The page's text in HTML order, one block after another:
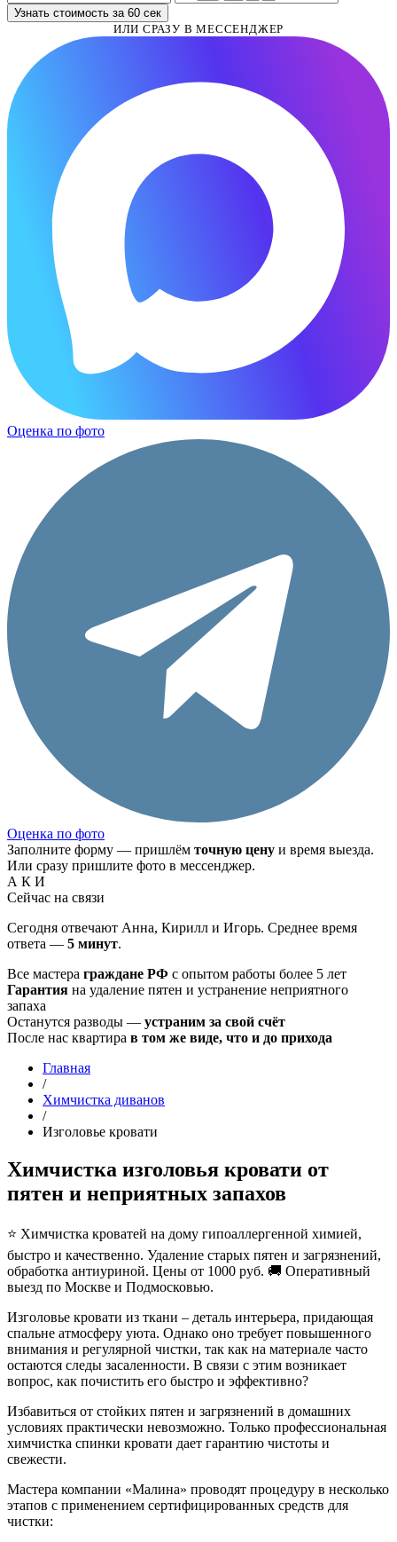
Узнать стоимость за 60 сек
ИЛИ СРАЗУ В МЕССЕНДЖЕР
Оценка по фото
Оценка по фото
Заполните форму — пришлём точную цену и время выезда.
Или сразу пришлите фото в мессенджер.
А К И
Сейчас на связи
Сегодня отвечают Анна, Кирилл и Игорь. Среднее время
ответа — 5 минут.
Все мастера граждане РФ с опытом работы более 5 лет
Гарантия на удаление пятен и устранение неприятного
запаха
Останутся разводы — устраним за свой счёт
После нас квартира в том же виде, что и до прихода
Главная
/
Химчистка диванов
/
Изголовье кровати
Химчистка изголовья кровати от
пятен и неприятных запахов
⭐ Химчистка кроватей на дому гипоаллергенной химией,
быстро и качественно. Удаление старых пятен и загрязнений,
обработка антиуриной. Цены от 1000 руб. 🚚 Оперативный
выезд по Москве и Подмосковью.
Изголовье кровати из ткани – деталь интерьера, придающая
спальне атмосферу уюта. Однако оно требует повышенного
внимания и регулярной чистки, так как на материале часто
остаются следы засаленности. В связи с этим возникает
вопрос, как почистить его быстро и эффективно?
Избавиться от стойких пятен и загрязнений в домашних
условиях практически невозможно. Только профессиональная
химчистка спинки кровати дает гарантию чистоты и
свежести.
Мастера компании «Малина» проводят процедуру в несколько
этапов с применением сертифицированных средств для
чистки: